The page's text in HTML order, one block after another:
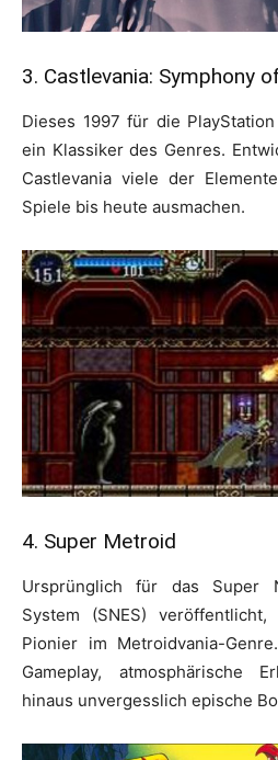
3. Castlevania: Symphony
Dieses 1997 für die
ein Klassiker des Genres.
Castlevania viele der
Spiele bis heute ausmachen.
4. Super Metroid
Ursprünglich für das Super
System (SNES)
Pionier im Metroidvania-
Gameplay, atmosphärische
hinaus unvergesslich epische